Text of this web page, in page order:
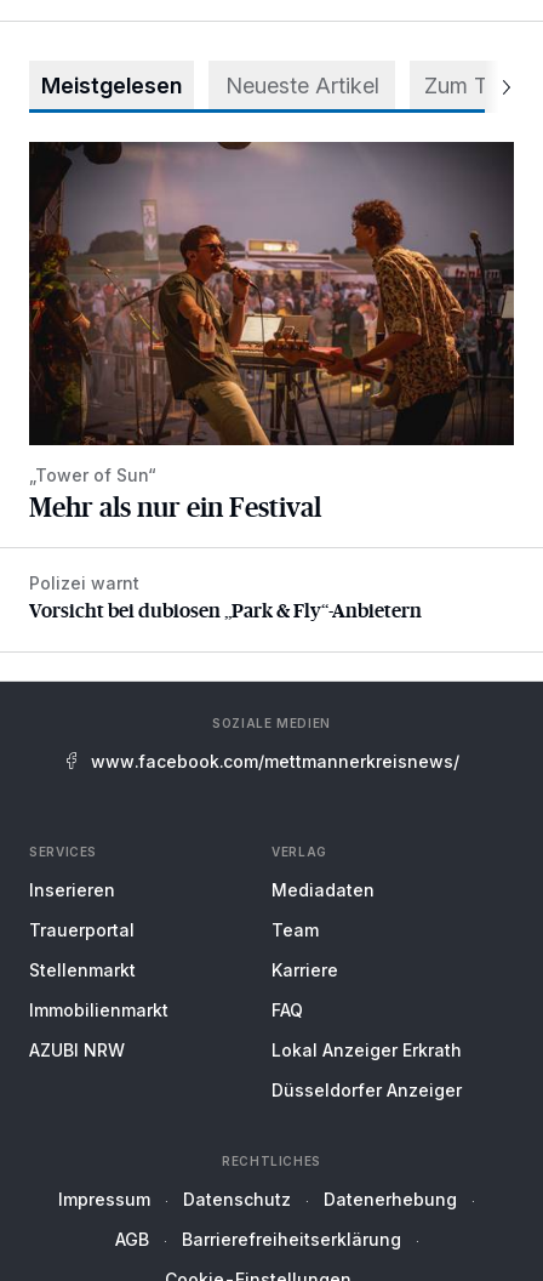
Meistgelesen Neueste Artikel Zum Thema
Mehr als nur ein Festival
„Tower of Sun“
Mehr als nur ein Festival
Vorsicht bei dubiosen „Park & Fly“-Anbietern
Polizei warnt
Vorsicht bei dubiosen „Park & Fly“-Anbietern
SOZIALE MEDIEN
www.facebook.com/mettmannerkreisnews/
SERVICES
Inserieren
Trauerportal
Stellenmarkt
Immobilienmarkt
AZUBI NRW
VERLAG
Mediadaten
Team
Karriere
FAQ
Lokal Anzeiger Erkrath
Düsseldorfer Anzeiger
RECHTLICHES
Impressum Datenschutz
Datenerhebung
AGB
Barrierefreiheitserklärung